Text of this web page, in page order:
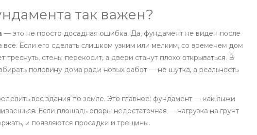
так важен?
— это не просто досадная ошибка. Да, фундамент не виден после
всё. Если его сделать слишком узким или мелким, со временем дом
стены перекосит, а двери станут плохо открываться. В
половину дома ради новых работ — не шутка, а реальность
вес здания по земле. Это главное: фундамент — как лыжи
Если площадь опоры недостаточная — нагрузка на грунт
и появляются просадки и трещины.